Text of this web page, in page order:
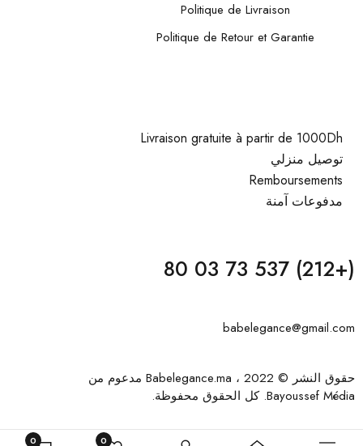
0
0
Politique de Livraison
Politique de Retour et Garantie
Livraison gratuite à partir de 1000Dh
توصيل منزلي
Remboursements
مدفوعات آمنة
(+212) 537 73 03 80
babelegance@gmail.com
حقوق النشر © 2022 ، Babelegance.ma مدعوم من
Bayoussef Média. كل الحقوق محفوظة.